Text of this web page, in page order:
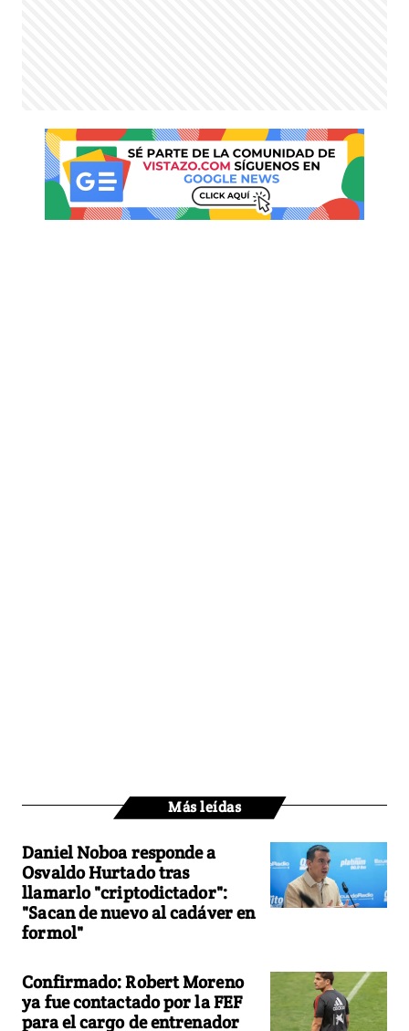
Más leídas
Daniel Noboa responde a
Osvaldo Hurtado tras
llamarlo "criptodictador":
"Sacan de nuevo al cadáver en
formol"
Confirmado: Robert Moreno
ya fue contactado por la FEF
para el cargo de entrenador